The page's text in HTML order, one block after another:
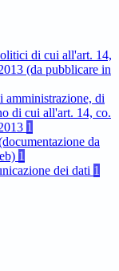
di cui all'art. 14,
(da pubblicare in
di
di cui all'art. 14, co.
1
da
1
dei dati 1